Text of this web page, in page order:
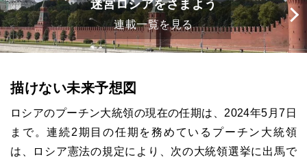
迷宮ロシアをさまよう
連載一覧を見る
描けない未来予想図
ロシアのプーチン大統領の現在の任期は、2024年5月7日
まで。連続2期目の任期を務めているプーチン大統領
は、ロシア憲法の規定により、次の大統領選挙に出馬で